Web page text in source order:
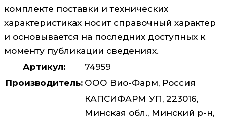
комплекте поставки и технических
характеристиках носит справочный характер
и основывается на последних доступных к
моменту публикации сведениях.
Артикул:
74959
Производитель: ООО Вио-Фарм, Россия
КАПСИФАРМ УП, 223016,
Минская обл., Минский р-н,